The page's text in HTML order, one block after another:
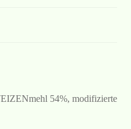
54%, modifizierte